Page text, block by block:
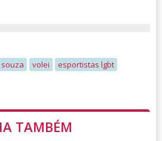
volei esportistas lgbt
TAMBÉM